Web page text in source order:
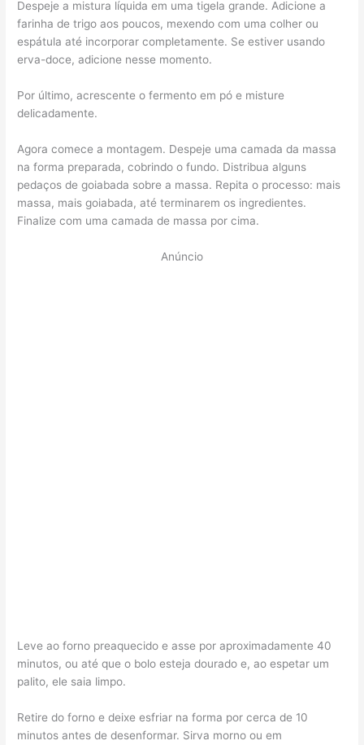
Despeje a mistura líquida em uma tigela grande. Adicione a
farinha de trigo aos poucos, mexendo com uma colher ou
espátula até incorporar completamente. Se estiver usando
erva-doce, adicione nesse momento.
Por último, acrescente o fermento em pó e misture
delicadamente.
Agora comece a montagem. Despeje uma camada da massa
na forma preparada, cobrindo o fundo. Distribua alguns
pedaços de goiabada sobre a massa. Repita o processo: mais
massa, mais goiabada, até terminarem os ingredientes.
Finalize com uma camada de massa por cima.
Anúncio
Leve ao forno preaquecido e asse por aproximadamente 40
minutos, ou até que o bolo esteja dourado e, ao espetar um
palito, ele saia limpo.
Retire do forno e deixe esfriar na forma por cerca de 10
minutos antes de desenformar. Sirva morno ou em